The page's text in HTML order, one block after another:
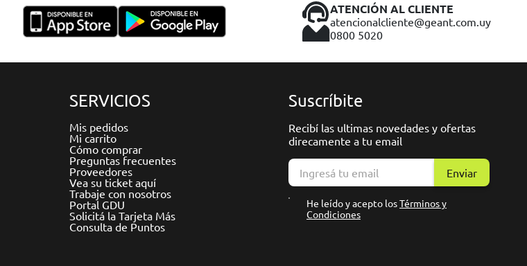
ATENCIÓN AL CLIENTE
atencionalcliente@geant.com.uy
0800 5020
SERVICIOS
Mis pedidos
Mi carrito
Cómo comprar
Preguntas frecuentes
Proveedores
Vea su ticket aquí
Trabaje con nosotros
Portal GDU
Solicitá la Tarjeta Más
Consulta de Puntos
Suscríbite
Recibí las ultimas novedades y ofertas
direcamente a tu email
Enviar
He leído y acepto losTérminos y
Condiciones